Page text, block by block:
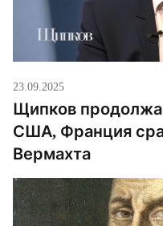
23.09.2025
Щипков
США, Франция
Вермахта